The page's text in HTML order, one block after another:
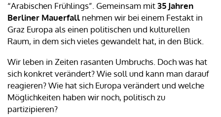
“Arabischen Frühlings”. Gemeinsam mit35 Jahren
Berliner Mauerfall nehmen wir bei einem Festakt in
Graz Europa als einen politischen und kulturellen
Raum, in dem sich vieles gewandelt hat, in den Blick.
Wir leben in Zeiten rasanten Umbruchs. Doch was hat
sich konkret verändert? Wie soll und kann man darauf
reagieren? Wie hat sich Europa verändert und welche
Möglichkeiten haben wir noch, politisch zu
partizipieren?